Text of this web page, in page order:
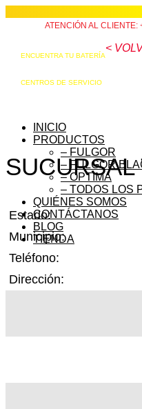
ATENCIÓN AL
ENCUENTRA TU BATERÍA
CENTROS DE SERVICIO
INICIO
PRODUCTOS
– FULGOR
– FULGOR
– OPTIMA
– TODOS LOS
QUIÉNES SOMOS
CONTÁCTANOS
BLOG
TIENDA
<
Estado:
Municipio:
Teléfono:
Dirección: